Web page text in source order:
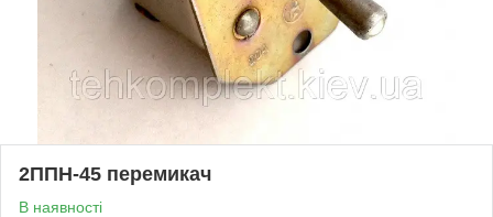
2ППН-45 перемикач
В наявності